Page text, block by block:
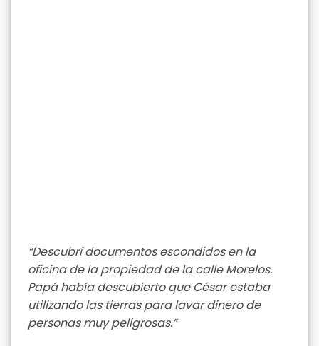
“Descubrí documentos escondidos en la
oficina de la propiedad de la calle Morelos.
Papá había descubierto que César estaba
utilizando las tierras para lavar dinero de
personas muy peligrosas.”